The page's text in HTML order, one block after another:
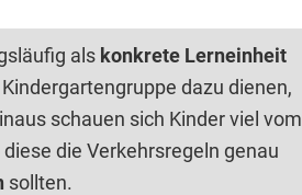
als konkrete Lerneinheit
dazu dienen,
schauen sich Kinder viel vom
die Verkehrsregeln genau
sollten.